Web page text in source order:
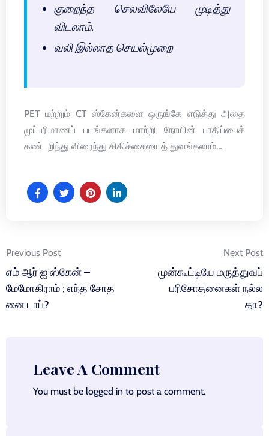
குறைந்த செலவிலேயே முடித்து
விடலாம்.
வலி இல்லாத செயல்முறை
PET மற்றும் CT ஸ்கேன்களை ஒருங்கே எடுத்து அதை
முப்பரிமாணப் படங்களாக மாற்றி நோயின் பாதிப்பைக்
கண்டறிந்து விரைந்து சிகிச்சையைத் துவங்கலாம்…
Post
navigation
Previous Post
எம் ஆர் ஐ ஸ்கேன் –
மேமோகிராம் ; எந்த சோத
னை டாப்?
Next Post
முன்கூட்டியே மருத்துவப்
பரிசோதனைகள் நல்ல
தா?
Leave A Comment
You must be logged in to post a comment.